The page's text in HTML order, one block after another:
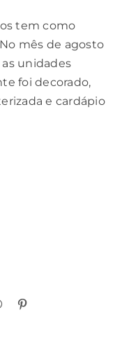
tem como
mês de agosto
unidades
foi decorado,
e cardápio
WhatsApp